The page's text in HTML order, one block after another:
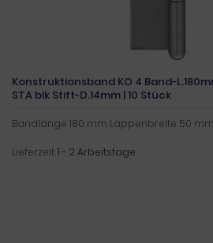
Konstruktionsband KO 4 Band-
STA blk Stift-D.14mm | 10 Stück
Bandlänge 180 mm Lappenbreite 50 mm
Lieferzeit:1 - 2 Arbeitstage